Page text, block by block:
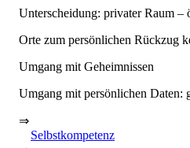
Unterscheidung: privater Raum –
Orte zum persönlichen Rückzug
Umgang mit Geheimnissen
Umgang mit persönlichen Daten:
⇒
Selbstkompetenz